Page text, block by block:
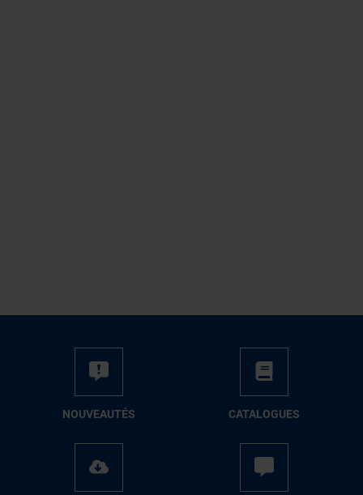
NOUVEAUTÉS CATALOGUES